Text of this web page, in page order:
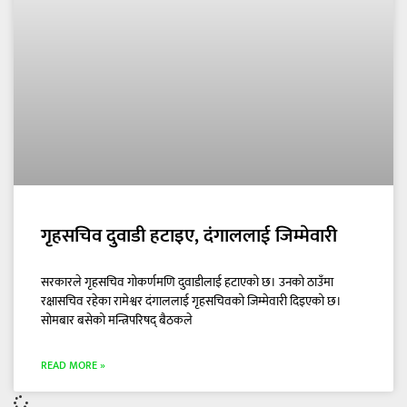
गृहसचिव दुवाडी हटाइए, दंगाललाई जिम्मेवारी
सरकारले गृहसचिव गोकर्णमणि दुवाडीलाई हटाएको छ। उनको ठाउँमा
रक्षासचिव रहेका रामेश्वर दंगाललाई गृहसचिवको जिम्मेवारी दिइएको छ।
सोमबार बसेको मन्त्रिपरिषद् बैठकले
READ MORE »